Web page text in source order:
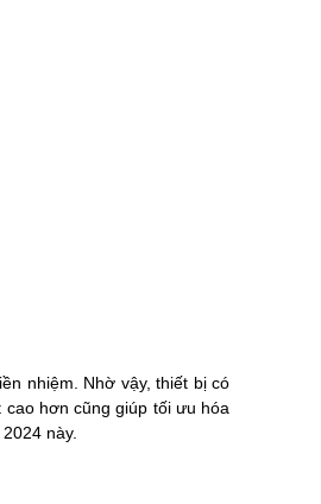
nhiệm. Nhờ vậy, thiết bị có
hơn cũng giúp tối ưu hóa
này.